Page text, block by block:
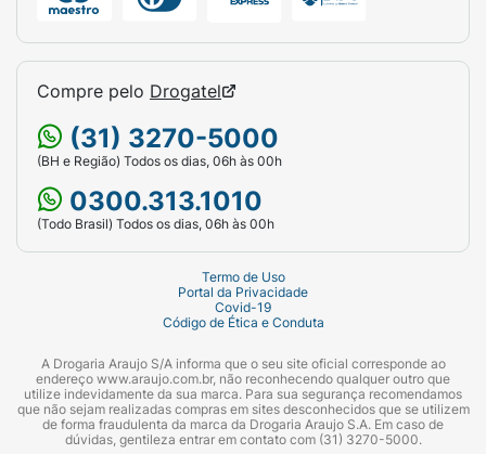
Compre pelo Drogatel
(31) 3270-5000
(BH e Região) Todos os dias, 06h às 00h
0300.313.1010
(Todo Brasil) Todos os dias, 06h às 00h
Termo de Uso
Portal da Privacidade
Covid-19
Código de Ética e Conduta
A Drogaria Araujo S/A informa que o seu site oficial corresponde ao
endereço www.araujo.com.br, não reconhecendo qualquer outro que
utilize indevidamente da sua marca. Para sua segurança recomendamos
que não sejam realizadas compras em sites desconhecidos que se utilizem
de forma fraudulenta da marca da Drogaria Araujo S.A. Em caso de
dúvidas, gentileza entrar em contato com (31) 3270-5000.